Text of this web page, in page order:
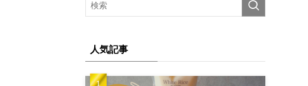
人気記事